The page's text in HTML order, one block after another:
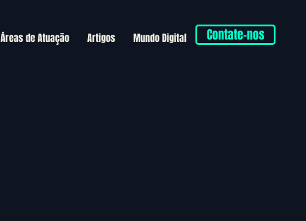
Áreas de Atuação Artigos Mundo Digital Contate-nos